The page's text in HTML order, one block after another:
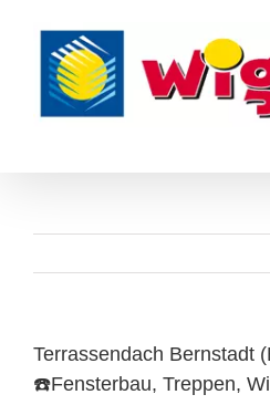
content
Terrassendach Bernstadt
☎️Fensterbau, Treppen,